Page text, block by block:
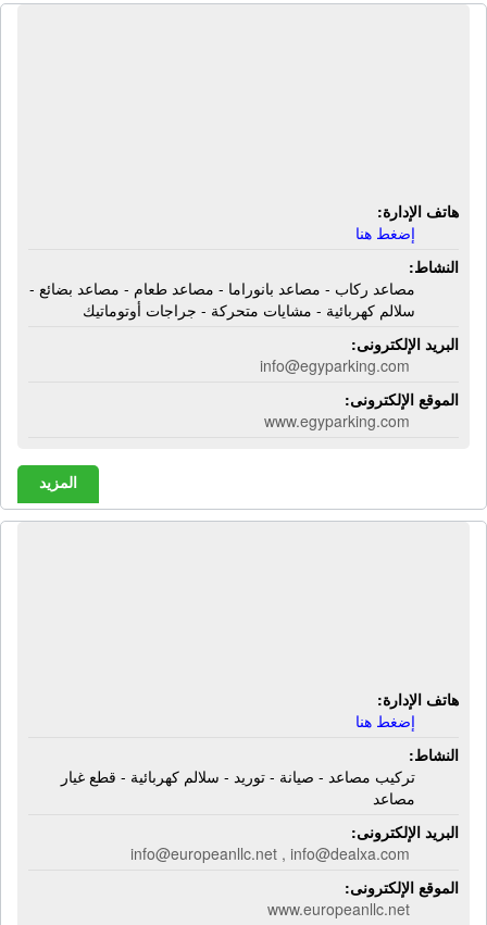
هاتف الإدارة:
إضغط هنا
النشاط:
مصاعد ركاب - مصاعد بانوراما - مصاعد طعام - مصاعد بضائع -
سلالم كهربائية - مشايات متحركة - جراجات أوتوماتيك
البريد الإلكترونى:
info@egyparking.com
الموقع الإلكترونى:
www.egyparking.com
المزيد
هاتف الإدارة:
إضغط هنا
النشاط:
تركيب مصاعد - صيانة - توريد - سلالم كهربائية - قطع غيار
مصاعد
البريد الإلكترونى:
info@europeanllc.net , info@dealxa.com
الموقع الإلكترونى:
www.europeanllc.net